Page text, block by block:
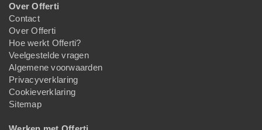
Over Offerti
Contact
Over Offerti
Hoe werkt Offerti?
Veelgestelde vragen
Algemene voorwaarden
Privacyverklaring
Cookieverklaring
Sitemap